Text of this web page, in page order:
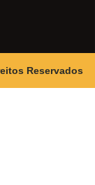
Reservados